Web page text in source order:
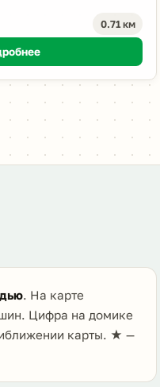
0.71 км
. На карте
Цифра на домике
карты. ★ —